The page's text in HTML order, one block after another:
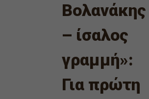
Βολανάκης
– ίσαλος
γραμμή»:
Για πρώτη